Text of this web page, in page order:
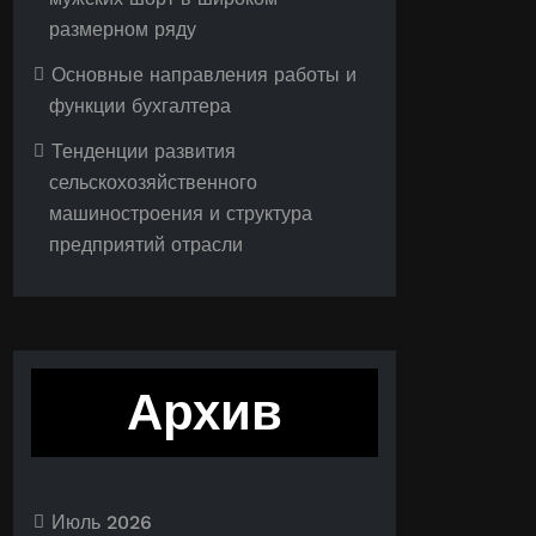
размерном ряду
Основные направления работы и
функции бухгалтера
Тенденции развития
сельскохозяйственного
машиностроения и структура
предприятий отрасли
Архив
Июль 2026